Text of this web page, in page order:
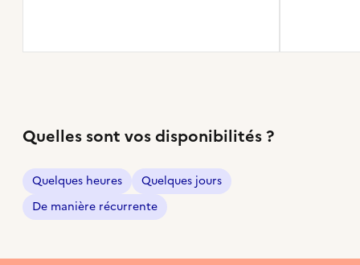
Quelles sont vos disponibilités ?
Quelques heures
Quelques jours
De manière récurrente